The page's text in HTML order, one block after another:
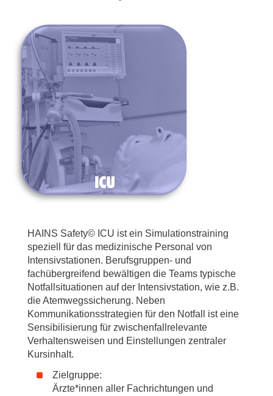
HAINS Safety© ICU ist ein Simulationstraining
speziell für das medizinische Personal von
Intensivstationen. Berufsgruppen- und
fachübergreifend bewältigen die Teams typische
Notfallsituationen auf der Intensivstation, wie z.B.
die Atemwegssicherung. Neben
Kommunikationsstrategien für den Notfall ist eine
Sensibilisierung für zwischenfallrelevante
Verhaltensweisen und Einstellungen zentraler
Kursinhalt.
Zielgruppe:
Ärzte*innen aller Fachrichtungen und